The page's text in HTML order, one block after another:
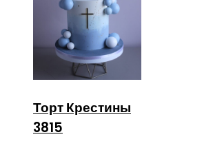
Торт Крестины
3815